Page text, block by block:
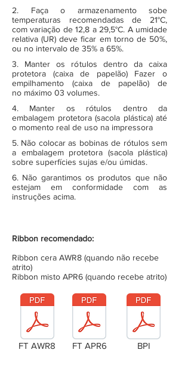
2. Faça o armazenamento sobe
temperaturas recomendadas de 21°C,
com variação de 12,8 a 29,5°C. A umidade
relativa (UR) deve ficar em torno de 50%,
ou no intervalo de 35% a 65%.
3. Manter os rótulos dentro da caixa
protetora (caixa de papelão) Fazer o
empilhamento (caixa de papelão) de
no máximo 03 volumes.
4. Manter os rótulos dentro da
embalagem protetora (sacola plástica) até
o momento real de uso na impressora
5. Não colocar as bobinas de rótulos sem
a embalagem protetora (sacola plástica)
sobre superfícies sujas e/ou úmidas.
6. Não garantimos os produtos que não
estejam em conformidade com as
instruções acima.
Ribbon recomendado:
Ribbon cera AWR8 (quando não recebe
atrito)
Ribbon misto APR6 (quando recebe atrito)
FT AWR8 FT APR6 BPI